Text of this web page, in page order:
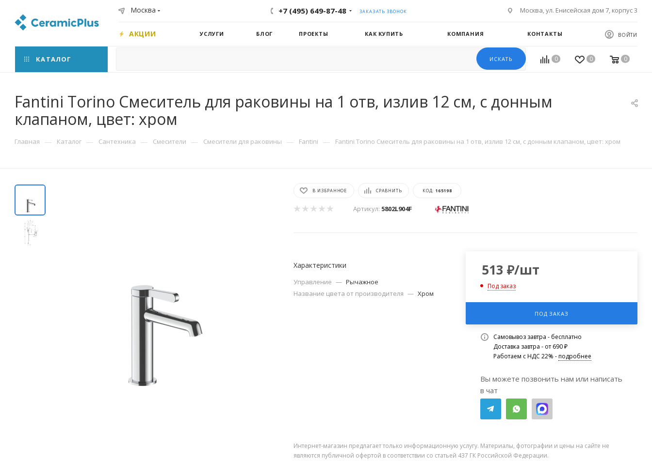
Москва +7 (495) 649-87-48 ЗАКАЗАТЬ ЗВОНОК Москва, ул. Енисейская дом 7, корпус 3
АКЦИИ УСЛУГИ БЛОГ ПРОЕКТЫ КАК КУПИТЬ КОМПАНИЯ КОНТАКТЫ ВОЙТИ
КАТАЛОГ ИСКАТЬ 0 0 0
Fantini Torino Смеситель для раковины на 1 отв, излив 12 см, с донным
клапаном, цвет: хром
Главная — Каталог — Сантехника — Смесители — Смесители для раковины — Fantini — Fantini Torino Смеситель для раковины на 1 отв, излив 12 см, с донным клапаном, цвет: хром
В ИЗБРАННОЕ СРАВНИТЬ КОД: 165198
Артикул: 5802L904F
Характеристики
Управление — Рычажное
Название цвета от производителя — Хром
513 ₽/шт
Под заказ
ПОД ЗАКАЗ
Самовывоз завтра - бесплатно
Доставка завтра - от 690 ₽
Работаем с НДС 22% -подробнее
Вы можете позвонить нам или написать
в чат
Интернет-магазин предлагает только информационную услугу. Материалы, фотографии и цены на сайте не
являются публичной офертой в соответствии со статьей 437 ГК Российской Федерации.